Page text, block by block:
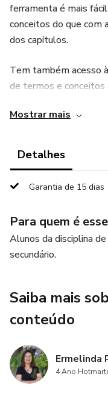
ferramenta é mais
conceitos do que com
dos capítulos.
Tem também acesso
de termos e conceitos
Esta ficha não
aprendizagem como
Mostrar mais
Detalhes
Garantia de 15 dias
Para quem é
Alunos da disciplina
secundário.
Saiba mais
conteúdo
Ermelinda
4 Ano